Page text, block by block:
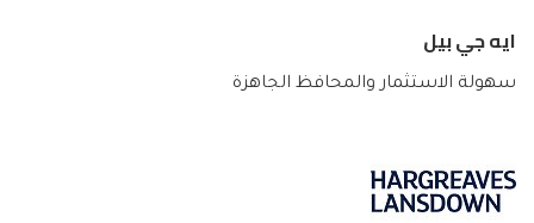
ايه جي بيل
سهولة الاستثمار والمحافظ الجاهزة